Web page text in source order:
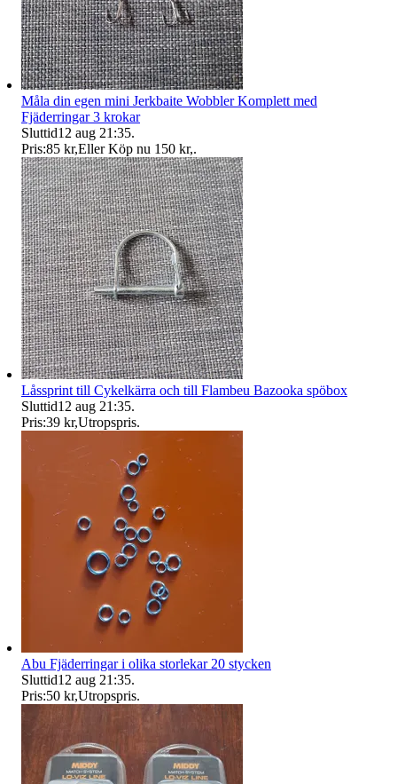
Måla din egen mini Jerkbaite Wobbler Komplett med
Fjäderringar 3 krokar
Sluttid12 aug 21:35.
Pris:85 kr,Eller Köp nu 150 kr,.
Låssprint till Cykelkärra och till Flambeu Bazooka spöbox
Sluttid12 aug 21:35.
Pris:39 kr,Utropspris.
Abu Fjäderringar i olika storlekar 20 stycken
Sluttid12 aug 21:35.
Pris:50 kr,Utropspris.